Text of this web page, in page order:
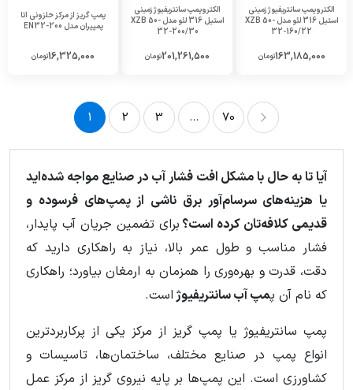
الکتروپمپ سانتریفیوژ زمینی
استیل 316 لئو مدل XZB 50-
32-160/22
163,185,000تومان
الکتروپمپ سانتریفیوژ زمینی
استیل 316 لئو مدل XZB 50-
32-200/30
201,261,500تومان
پمپ گریز از مرکز حلزونی اتا
پمپیران مدل EN32-200
16,325,000تومان
1 2 3 ... 70
آیا تا به حال با مشکل افت فشار آب در صنایع مواجه شده‌اید
یا هزینه‌های سرسام‌آور برق ناشی از پمپ‌های فرسوده و
قدیمی کلافه‌تان کرده است؟ برای تضمین جریان آب پایدار،
فشار مناسب و طول عمر بالا، نیاز به راهکاری دارید که
دقت، قدرت و بهره‌وری را همزمان به ارمغان بیاورد؛ راهکاری
که نام آن پمپ آب سانتریفیوژاست.
پمپ سانتریفیوژ یا پمپ گریز از مرکز یکی از پرکاربردترین
انواع پمپ در صنایع مختلف، ساختمان‌ها، تاسیسات و
کشاورزی است. این پمپ‌ها بر پایه نیروی گریز از مرکز عمل